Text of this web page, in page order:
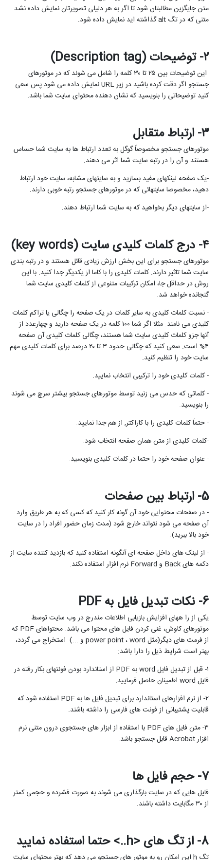
متن جایگزین مطالبتان شود تا اگر به هر دلیلی تصویرتان نمایش داده نشد
متنی که در تگaltگذاشته اید نمایش داده شود.
۲- توضیحات ( Description tag
)
این توضیحات بین ۲۵ تا ۳۰ کلمه را شامل می شوند که در موتورهای
جستجو اگر دقت کرده باشید در زیرURLنمایش داده می شود پس سعی
کنید توضیحاتی را بنویسید که نشان دهنده محتوای سایت شما باشد.
۳- ارتباط متقابل
موتورهای جستجو مخصوصاَ گوگل به تعدد ارتباط ها به سایت شما حساس
هستند و آن را در رتبه سایت شما اثر می دهند.
-یک صفحه لینکهای مفید بسازید و به سایتهای مشابه، سایت خود ارتباط
دهید، مخصوصا سایتهائی که در موتورهای جستجو رتبه خوبی دارند.
-از سایتهای دیگر بخواهید که به سایت شما ارتباط دهند.
۴- درج کلمات کلیدی سایت ( key words
)
موتورهای جستجو برای این بخش ارزش زیادی قائل هستند و در رتبه بندی
سایت شما تاثیر دارند. کلمات کلیدی را با کاما از یکدیگر جدا کنید. با این
روش در حداقل جا، امکان ترکیبات متنوعی از کلمات کلیدی سایت شما
گنجانده خواهد شد.
- نسبت کلمات کلیدی به سایر کلمات در یک صفحه را چگالی یا تراکم کلمات
کلیدی می نامند. مثلا اگر شما ۱۰۰ کلمه در یک صفحه دارید و چهارعدد از
آنها جزو کلمات کلیدی سایت شما هستند، چگالی کلمات کلیدی آن صفحه
۴% است. سعی کنید که چگالی حدود ۳ تا ۲۰ درصد برای کلمات کلیدی مهم
سایت خود را تنظیم کنید.
- کلمات کلیدی خود را ترکیبی انتخاب نمایید.
- کلماتی که حدس می زنید توسط موتورهای جستجو بیشتر سرچ می شوند
را بنویسید.
- حتماَ کلمات کلیدی را با کاراکتر, از هم جدا نمایید.
-کلمات کلیدی از متن همان صفحه انتخاب شود.
- عنوان صفحه خود را حتما در کلمات کلیدی بنویسید.
5- ارتباط بین صفحات
- در صفحات محتوایی خود آن گونه کار کنید که کسی که به هر طریق وارد
آن صفحه می شود نتواند خارج شود (مدت زمان حضور افراد را در سایت
خود بالا ببرید).
- از لینک های داخل صفحه ای آنگونه استفاده کنید که بازدید کننده سایت از
دکمه هایBack و Forward نرم افزار استفاده نکند.
6- نکات تبدیل فایل به PDF
یکی از را ههای افزایش بازیابی اطلاعات مندرج در وب سایت توسط
موتورهای کاوش، غنی کردن فایل های محتوا می باشد. محتواهایPDF که
از فرمت های دیگر(مثل word،power point و ...) استخراج می گردد،
بهتر است شرایط ذیل را دارا باشد:
۱- قبل از تبدیل فایل
wordبهPDF از استاندارد بودن فونتهای بکار رفته در
فایل word اطمینان حاصل فرمایید.
۲- از نرم افزارهای استاندارد برای تبدیل فایل ها به
PDF استفاده شود که
قابلیت پشتیبانی از فونت های فارسی را داشته باشند.
۳- متن فایل های
PDF با استفاده از ابزار های جستجوی درون متنی نرم
افزارAcrobat قابل جستجو باشد.
7- حجم فایل ها
فایل هایی که در سایت بارگذاری می شوند به صورت فشرده و حجمی کمتر
از ۳۰ مگابایت داشته باشند.
8- از تگ های < h..> حتما استفاده نمایید
تگ h این امکان رو به موتور های جستجو می دهد که بهتر محتوای سایت